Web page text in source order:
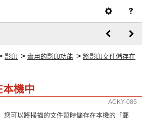
影印 > 實用的影印功能 > 將影印文件儲存在
本機中
ACKY-085
您可以將掃描的文件暫時儲存在本機的「郵